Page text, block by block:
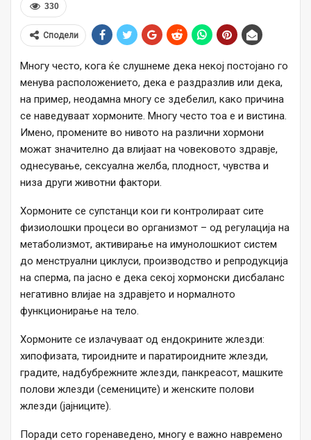
330
Сподели
Многу често, кога ќе слушнеме дека некој постојано го
менува расположението, дека е раздразлив или дека,
на пример, неодамна многу се здебелил, како причина
се наведуваат хормоните. Многу често тоа е и вистина.
Имено, промените во нивото на различни хормони
можат значително да влијаат на човековото здравје,
однесување, сексуална желба, плодност, чувства и
низа други животни фактори.
Хормоните се супстанци кои ги контролираат сите
физиолошки процеси во организмот – од регулација на
метаболизмот, активирање на имунолошкиот систем
до менструални циклуси, производство и репродукција
на сперма, па јасно е дека секој хормонски дисбаланс
негативно влијае на здравјето и нормалното
функционирање на тело.
Хормоните се излачуваат од ендокрините жлезди:
хипофизата, тироидните и паратироидните жлезди,
градите, надбубрежните жлезди, панкреасот, машките
полови жлезди (семениците) и женските полови
жлезди (јајниците).
Поради сето горенаведено, многу е важно навремено